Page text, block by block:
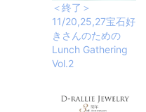
＜終了＞
11/20,25,27宝石好
きさんのための
Lunch Gathering
Vol.2